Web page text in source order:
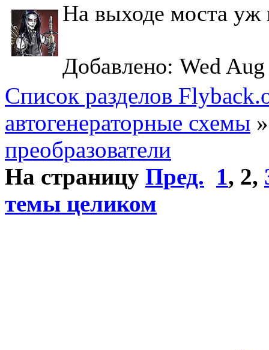
На выходе моста уж
Добавлено: Wed
Список разделов
автогенераторные схемы
преобразователи
На страницу Пред. 1, 2,
темы целиком